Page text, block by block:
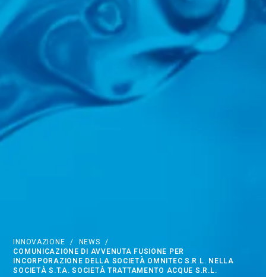
INNOVAZIONE / NEWS /
COMUNICAZIONE DI AVVENUTA FUSIONE PER
INCORPORAZIONE DELLA SOCIETÀ OMNITEC S.R.L. NELLA
SOCIETÀ S.T.A. SOCIETÀ TRATTAMENTO ACQUE S.R.L.